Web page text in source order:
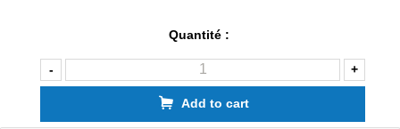
Quantité :
- +
Add to cart